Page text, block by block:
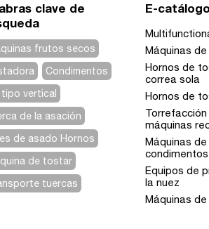
clave de
frutos secos
Condimentos
vertical
de la asación
de asado Hornos
de tostar
tuercas
E-
Máquinas
Hornos de
correa sola
Hornos de
máquinas
Máquinas
condimentos
Equipos de
la nuez
Máquinas